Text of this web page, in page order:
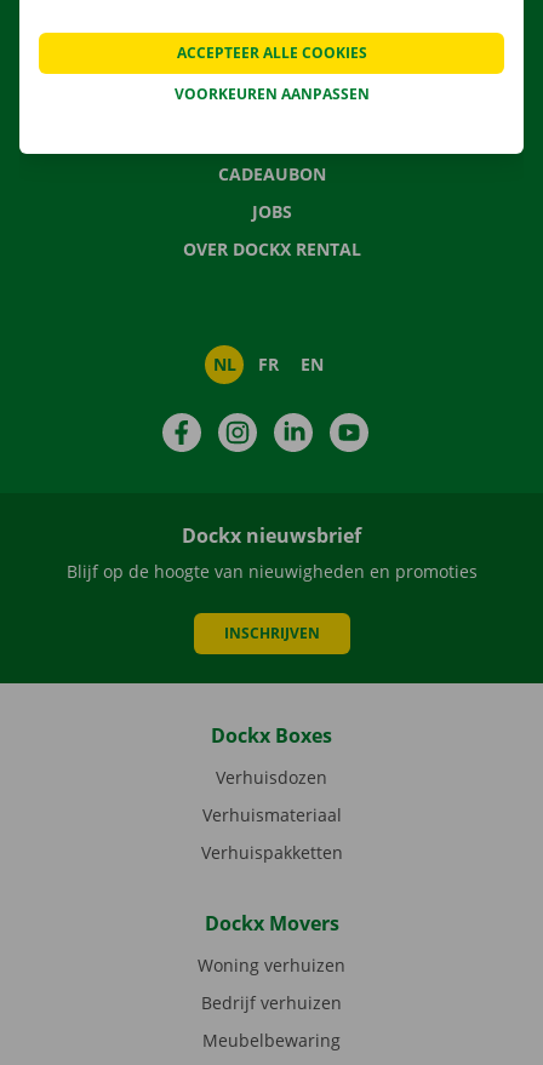
CONTACTEER ONS
VEELGESTELDE VRAGEN
CADEAUBON
JOBS
OVER DOCKX RENTAL
NL FR EN
FacebookInstagramLinkedIn
Dockx nieuwsbrief
Blijf op de hoogte van nieuwigheden en promoties
INSCHRIJVEN
Dockx Boxes
Verhuisdozen
Verhuismateriaal
Verhuispakketten
Dockx Movers
Woning verhuizen
Bedrijf verhuizen
Meubelbewaring
VOORKEUREN AANPASSEN
ACCEPTEER ALLE COOKIES